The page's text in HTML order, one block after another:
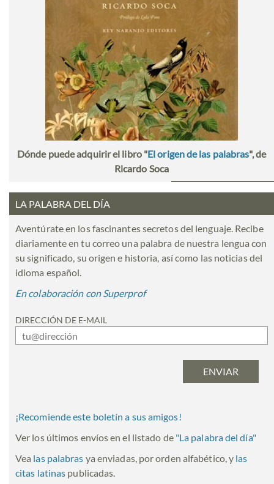
Dónde puede adquirir el libro "El origen de las palabras", de
Ricardo Soca
LA PALABRA DEL DÍA
Aventúrate en los fascinantes secretos del lenguaje. Recibe
diariamente en tu correo una palabra de nuestra lengua con
su significado, su origen e historia, así como las noticias del
idioma español.
En colaboración con Superprof
DIRECCIÓN DE E-MAIL
¡Recomiende este boletín a sus amigos!
Ver los últimos envíos en el listado de "La palabra del día"
Vea las palabras ya enviadas, por orden alfabético, y las
citas latinas publicadas.